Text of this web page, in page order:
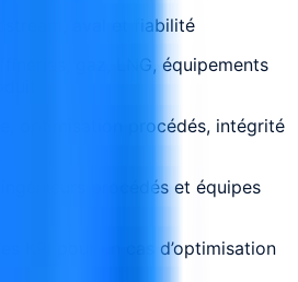
aval et fiabilité
gaz, LNG, équipements
optimisation procédés, intégrité
procédés et équipes
KPI pour un cas d’optimisation